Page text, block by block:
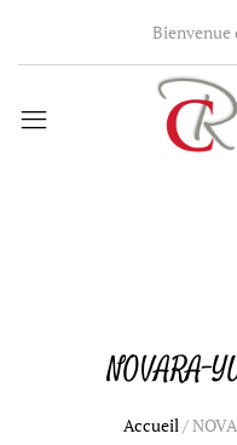
Bienvenue
NOVARA-
Accueil/